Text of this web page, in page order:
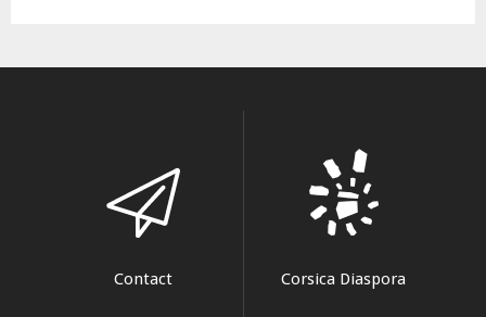
Contact Corsica Diaspora